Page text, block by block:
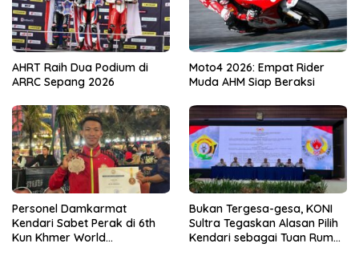
AHRT Raih Dua Podium di
ARRC Sepang 2026
Moto4 2026: Empat Rider
Muda AHM Siap Beraksi
Personel Damkarmat
Kendari Sabet Perak di 6th
Kun Khmer World
Bukan Tergesa-gesa, KONI
Sultra Tegaskan Alasan Pilih
Kendari sebagai Tuan Rumah